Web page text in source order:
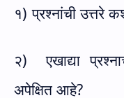
१) प्रश्नांची उत्तरे
२)
एखाद्या
अपेक्षित आहे?